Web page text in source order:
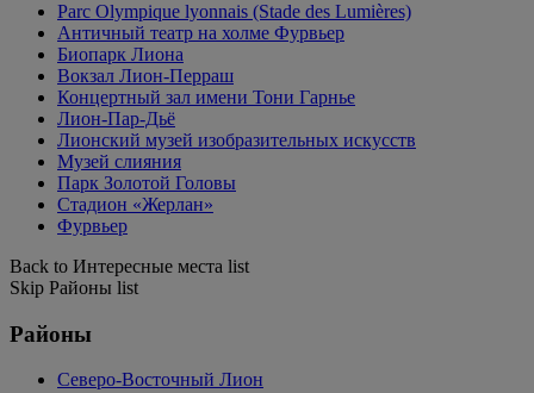
Parc Olympique lyonnais (Stade des Lumières)
Античный театр на холме Фурвьер
Биопарк Лиона
Вокзал Лион-Перраш
Концертный зал имени Тони Гарнье
Лион-Пар-Дьё
Лионский музей изобразительных искусств
Музей слияния
Парк Золотой Головы
Стадион «Жерлан»
Фурвьер
Back to Интересные места list
Skip Районы list
Районы
Северо-Восточный Лион